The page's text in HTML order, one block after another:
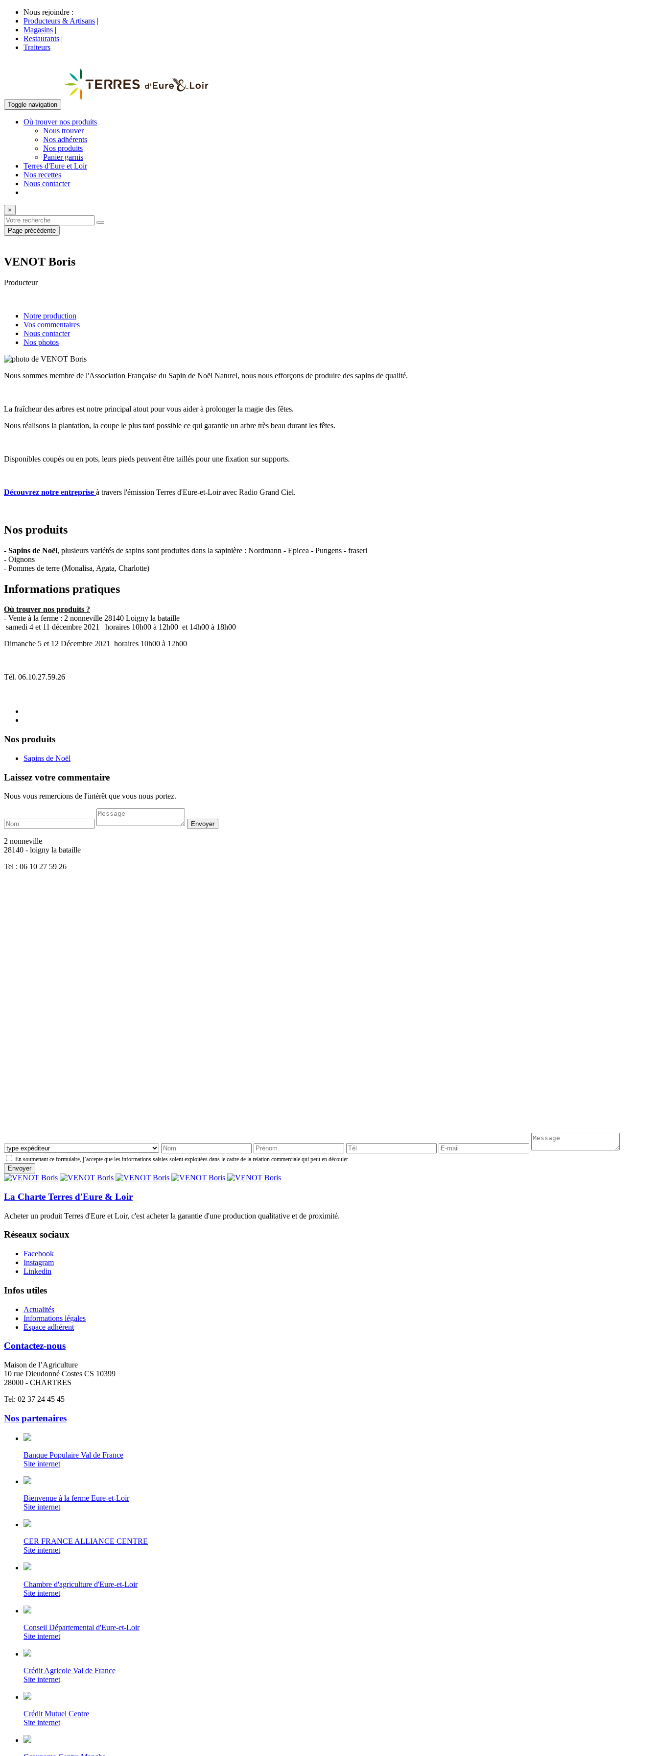
Nous rejoindre :
Producteurs & Artisans |
Magasins |
Restaurants |
Traiteurs
Toggle navigation
Où trouver nos produits
Nous trouver
Nos adhérents
Nos produits
Panier garnis
Terres d'Eure et Loir
Nos recettes
Nous contacter
×
Page précédente
VENOT Boris
Producteur
Notre production
Vos commentaires
Nous contacter
Nos photos
Nous sommes membre de l'Association Française du Sapin de Noël Naturel, nous nous efforçons de produire des sapins de qualité.
La fraîcheur des arbres est notre principal atout pour vous aider à prolonger la magie des fêtes.
Nous réalisons la plantation, la coupe le plus tard possible ce qui garantie un arbre très beau durant les fêtes.
Disponibles coupés ou en pots, leurs pieds peuvent être taillés pour une fixation sur supports.
Découvrez notre entreprise à travers l'émission Terres d'Eure-et-Loir avec Radio Grand Ciel.
Nos produits
- Sapins de Noël, plusieurs variétés de sapins sont produites dans la sapinière : Nordmann - Epicea - Pungens - fraseri
- Oignons
- Pommes de terre (Monalisa, Agata, Charlotte)
Informations pratiques
Où trouver nos produits ?
- Vente à la ferme : 2 nonneville 28140 Loigny la bataille
samedi 4 et 11 décembre 2021 horaires 10h00 à 12h00 et 14h00 à 18h00
Dimanche 5 et 12 Décembre 2021 horaires 10h00 à 12h00
Tél. 06.10.27.59.26
Nos produits
Sapins de Noël
Laissez votre commentaire
Nous vous remercions de l'intérêt que vous nous portez.
2 nonneville
28140 - loigny la bataille
Tel : 06 10 27 59 26
En soumettant ce formulaire, j’accepte que les informations saisies soient exploitées dans le cadre de la relation commerciale qui peut en découler.
La Charte Terres d'Eure & Loir
Acheter un produit Terres d'Eure et Loir, c'est acheter la garantie d'une production qualitative et de proximité.
Réseaux sociaux
Facebook
Instagram
Linkedin
Infos utiles
Actualités
Informations légales
Espace adhérent
Contactez-nous
Maison de l’Agriculture
10 rue Dieudonné Costes CS 10399
28000 - CHARTRES
Tel: 02 37 24 45 45
Nos partenaires
Banque Populaire Val de France
Site internet
Bienvenue à la ferme Eure-et-Loir
Site internet
CER FRANCE ALLIANCE CENTRE
Site internet
Chambre d'agriculture d'Eure-et-Loir
Site internet
Conseil Départemental d'Eure-et-Loir
Site internet
Crédit Agricole Val de France
Site internet
Crédit Mutuel Centre
Site internet